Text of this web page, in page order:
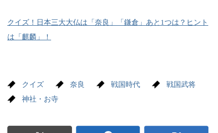
クイズ！日本三大大仏は「奈良」「鎌倉」あと1つは？ヒント
は「麒麟」！
クイズ 奈良 戦国時代
戦国武将
神社・お寺